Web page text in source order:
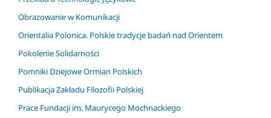
Obrazowanie w Komunikacji
Orientalia Polonica. Polskie tradycje badań nad Orientem
Pokolenie Solidarności
Pomniki Dziejowe Ormian Polskich
Publikacja Zakładu Filozofii Polskiej
Prace Fundacji im. Maurycego Mochnackiego